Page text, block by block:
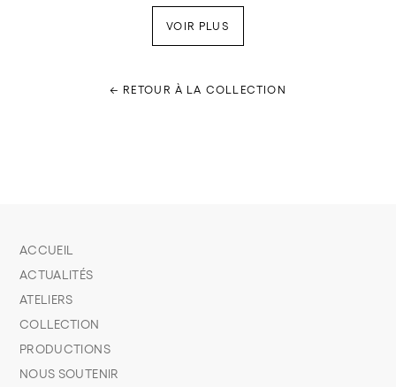
VOIR PLUS
← RETOUR À LA COLLECTION
ACCUEIL
ACTUALITÉS
ATELIERS
COLLECTION
PRODUCTIONS
NOUS SOUTENIR